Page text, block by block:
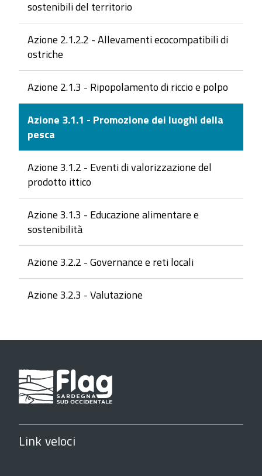
sostenibili del territorio
Azione 2.1.2.2 - Allevamenti ecocompatibili di
ostriche
Azione 2.1.3 - Ripopolamento di riccio e polpo
Azione 3.1.1 - Promozione dei luoghi della
pesca
Azione 3.1.2 - Eventi di valorizzazione del
prodotto ittico
Azione 3.1.3 - Educazione alimentare e
sostenibilità
Azione 3.2.2 - Governance e reti locali
Azione 3.2.3 - Valutazione
Link veloci